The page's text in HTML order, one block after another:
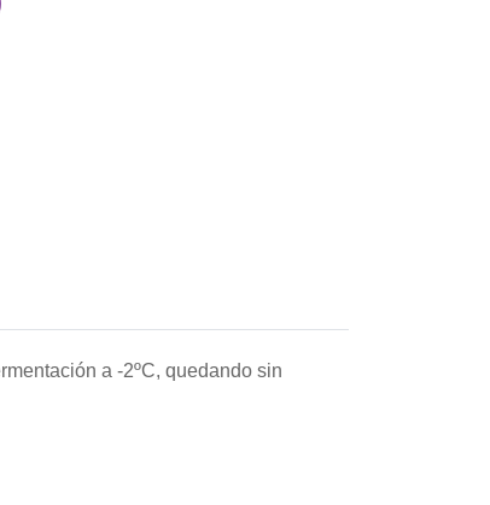
a -2ºC, quedando sin